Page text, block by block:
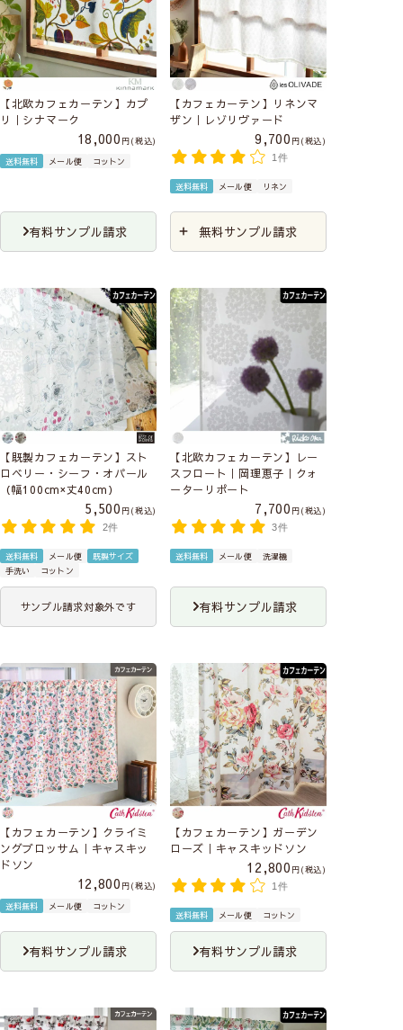
【北欧カフェカーテン】カプ
リ｜シナマーク
18,000
税込
送料無料
メール便 コットン
有料サンプル請求
【カフェカーテン】リネンマ
ザン｜レゾリヴァード
9,700
税込
1件
送料無料 メール便 リネン
無料サンプル請求
【既製カフェカーテン】スト
ロベリー・シーフ・オパール
（幅100cm×丈40cm）
5,500
税込
2件
送料無料 メール便
既製サイズ
手洗い
コットン
サンプル請求対象外です
【北欧カフェカーテン】レー
スフロート｜岡理恵子｜クォ
ーターリポート
7,700
税込
3件
送料無料 メール便 洗濯機
有料サンプル請求
【カフェカーテン】クライミ
ングブロッサム｜キャスキッ
ドソン
12,800
税込
送料無料
メール便 コットン
有料サンプル請求
【カフェカーテン】ガーデン
ローズ｜キャスキッドソン
12,800
税込
1件
送料無料 メール便 コットン
有料サンプル請求